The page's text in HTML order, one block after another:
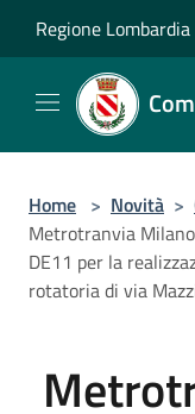
Regione Lombardia
Home > Novità >
Metrotranvia
DE11 per la
rotatoria di via